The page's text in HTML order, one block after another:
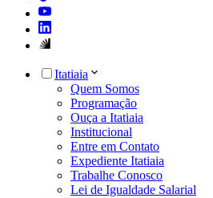
Itatiaia
Quem Somos
Programação
Ouça a Itatiaia
Institucional
Entre em Contato
Expediente Itatiaia
Trabalhe Conosco
Lei de Igualdade Salarial